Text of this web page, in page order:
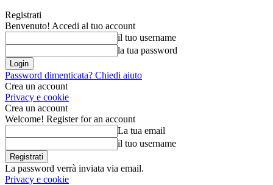
Registrati
Benvenuto! Accedi al tuo account
il tuo username
la tua password
Password dimenticata? Chiedi aiuto
Crea un account
Privacy e cookie
Crea un account
Welcome! Register for an account
La tua email
il tuo username
La password verrà inviata via email.
Privacy e cookie